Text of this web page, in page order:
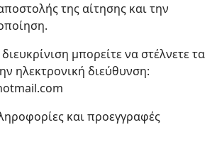
της αίτησης και την
μπορείτε να στέλνετε τα
ηλεκτρονική διεύθυνση:
και προεγγραφές